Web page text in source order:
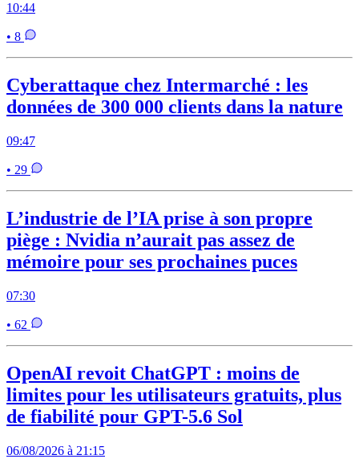
10:44
• 8
Cyberattaque chez Intermarché : les
données de 300 000 clients dans la nature
09:47
• 29
L’industrie de l’IA prise à son propre
piège : Nvidia n’aurait pas assez de
mémoire pour ses prochaines puces
07:30
• 62
OpenAI revoit ChatGPT : moins de
limites pour les utilisateurs gratuits, plus
de fiabilité pour GPT-5.6 Sol
06/08/2026 à 21:15